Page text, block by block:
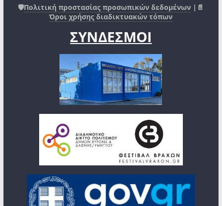
🛡️Πολιτική προστασίας προσωπικών δεδομένων |📄
Όροι χρήσης διαδικτυακών τόπων
ΣΥΝΔΕΣΜΟΙ